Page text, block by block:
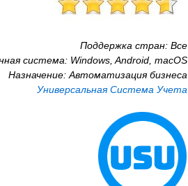
Поддержка стран: Все
система: Windows, Android, macOS
Назначение: Автоматизация бизнеса
Универсальная Система Учета